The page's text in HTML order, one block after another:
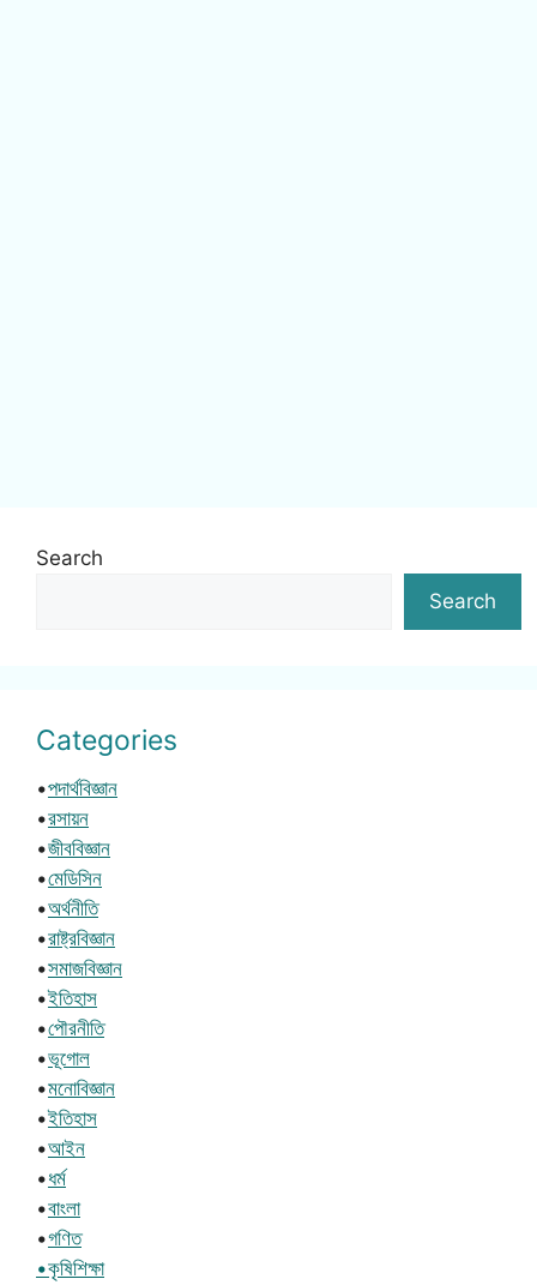
Search
Search
Categories
•পদার্থবিজ্ঞান
•রসায়ন
•জীববিজ্ঞান
•মেডিসিন
•অর্থনীতি
•রাষ্ট্রবিজ্ঞান
•সমাজবিজ্ঞান
•ইতিহাস
•পৌরনীতি
•ভূগোল
•মনোবিজ্ঞান
•ইতিহাস
•আইন
•ধর্ম
•বাংলা
•গণিত
•কৃষিশিক্ষা